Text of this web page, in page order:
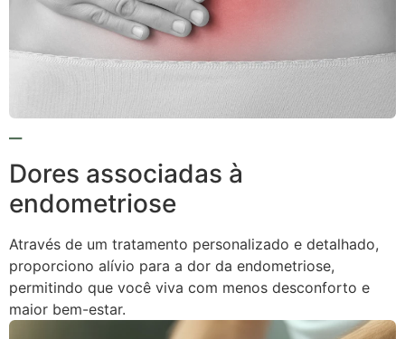
Dores associadas à
endometriose
Através de um tratamento personalizado e detalhado,
proporciono alívio para a dor da endometriose,
permitindo que você viva com menos desconforto e
maior bem-estar.